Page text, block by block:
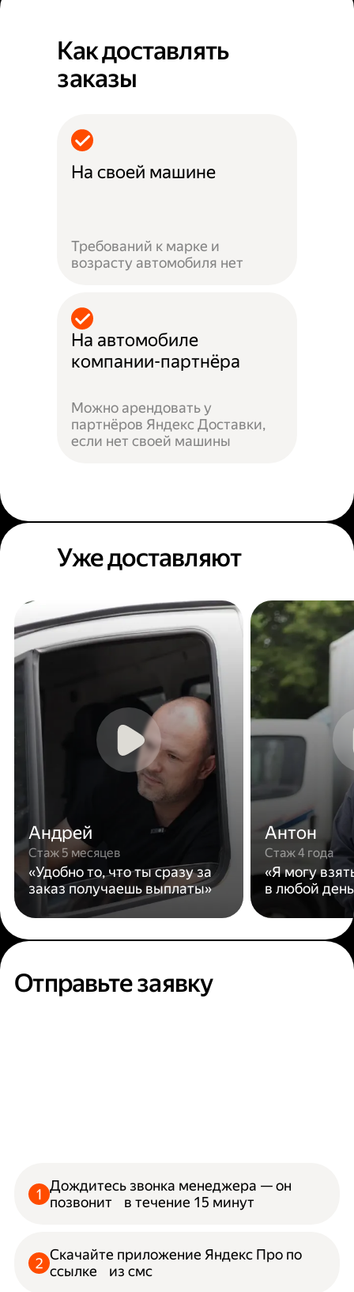
Как доставлять
заказы
На своей машине
Требований к марке и
возрасту автомобиля нет
На автомобиле
компании-партнёра
Можно арендовать у
партнёров Яндекс Доставки,
если нет своей машины
Уже доставляют
Андрей
Стаж 5 месяцев
«Удобно то, что ты сразу за
заказ получаешь выплаты»
Антон
Стаж 4 года
«Я могу
в любой
Отправьте заявку
Дождитесь звонка менеджера — он
позвонит в течение 15 минут
Скачайте приложение Яндекс Про по
ссылке из смс